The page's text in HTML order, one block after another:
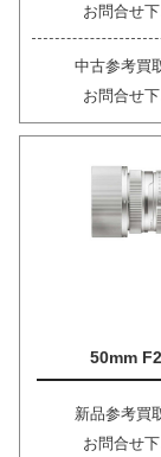
お問合せ
中古参考買
お問合せ
50mm
新品参考買
お問合せ